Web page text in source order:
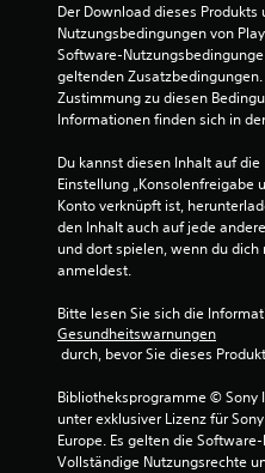
Der Download dieses
Nutzungsbedingungen von
Software-
geltenden
Zustimmung zu diesen
Informationen finden sich in
Du kannst diesen Inhalt auf
Einstellung „Konsolenfreigabe
Konto verknüpft ist,
den Inhalt auch auf jede
und dort spielen, wenn du
anmeldest.
Bitte lesen Sie sich die
Gesundheitswarnungen
durch, bevor Sie dieses
Bibliotheksprogramme © Sony
unter exklusiver Lizenz für
Europe. Es gelten die
Vollständige Nutzungsrechte